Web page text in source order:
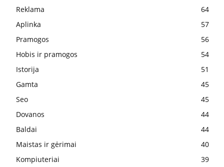
Reklama
64
Aplinka
57
Pramogos
56
Hobis ir pramogos
54
Istorija
51
Gamta
45
Seo
45
Dovanos
44
Baldai
44
Maistas ir gėrimai
40
Kompiuteriai
39